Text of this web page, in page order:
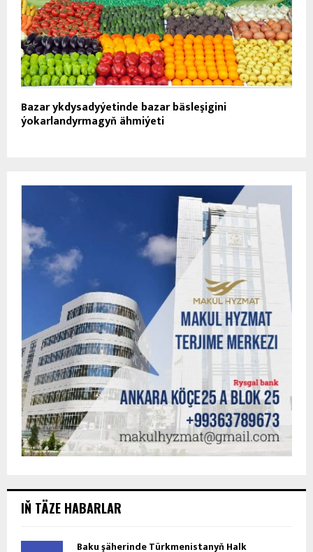
Bazar ykdysadyýetinde bazar bäsleşigini
ýokarlandyrmagyň ähmiýeti
IŇ TÄZE HABARLAR
Baku şäherinde Türkmenistanyň Halk